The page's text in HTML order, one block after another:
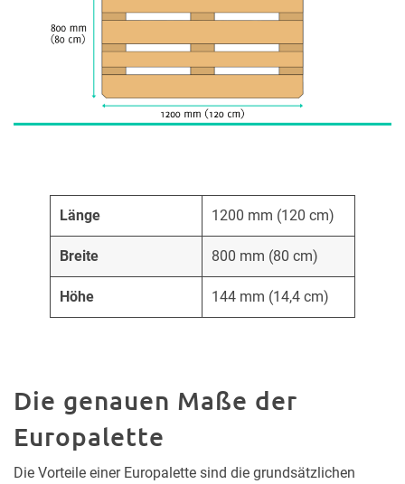
Länge 1200 mm (120 cm)
Breite 800 mm (80 cm)
Höhe 144 mm (14,4 cm)
Die genauen Maße der
Europalette
Die Vorteile einer Europalette sind die grundsätzlichen